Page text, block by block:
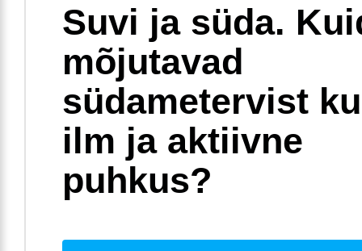
Suvi ja süda.
mõjutavad
südametervist
ilm ja aktiivne
puhkus?